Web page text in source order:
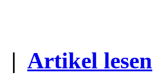
| Artikel lesen